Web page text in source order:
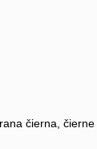
čierna,